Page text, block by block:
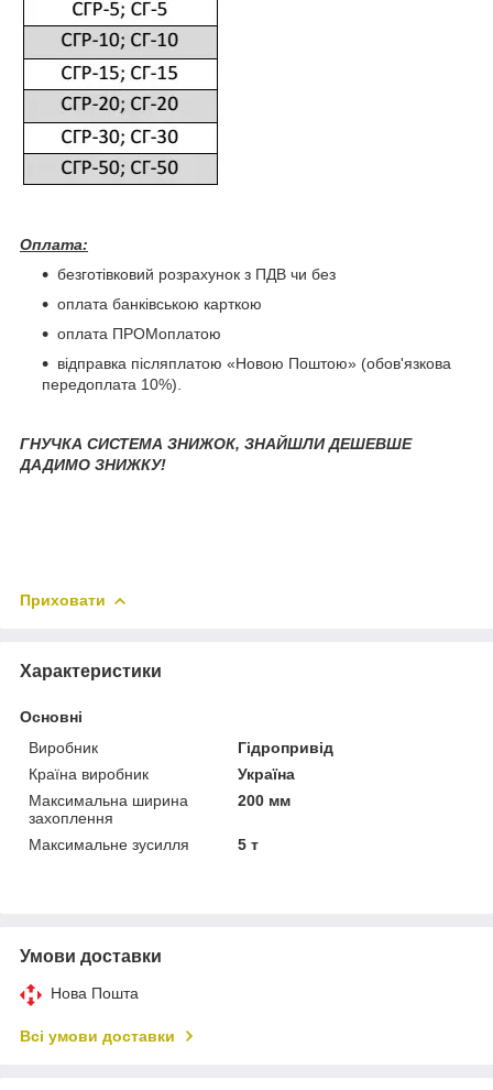
Оплата:
безготівковий розрахунок з ПДВ чи без
оплата банківською карткою
оплата ПРОМоплатою
відправка післяплатою «Новою Поштою» (обов'язкова
передоплата 10%).
ГНУЧКА СИСТЕМА ЗНИЖОК, ЗНАЙШЛИ ДЕШЕВШЕ
ДАДИМО ЗНИЖКУ!
Приховати
Характеристики
Основні
Виробник
Гідропривід
Країна виробник
Україна
Максимальна ширина
захоплення
200 мм
Максимальне зусилля 5 т
Умови доставки
Нова Пошта
Всі умови доставки